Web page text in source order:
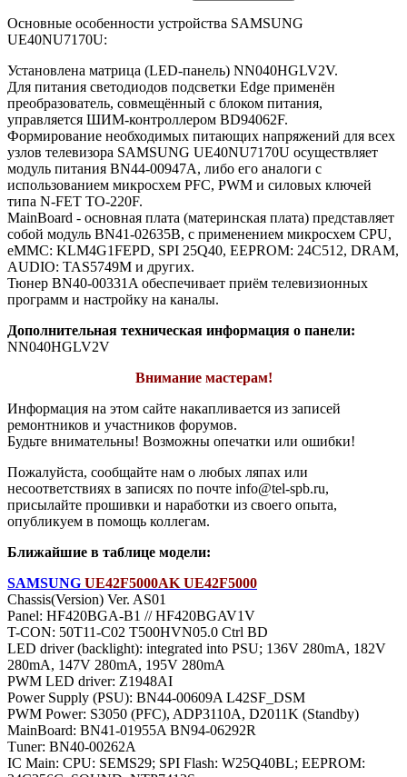
Основные особенности устройства SAMSUNG
UE40NU7170U:
Установлена матрица (LED-панель) NN040HGLV2V.
Для питания светодиодов подсветки Edge применён
преобразователь, совмещённый с блоком питания,
управляется ШИМ-контроллером BD94062F.
Формирование необходимых питающих напряжений для всех
узлов телевизора SAMSUNG UE40NU7170U осуществляет
модуль питания BN44-00947A, либо его аналоги c
использованием микросхем PFC, PWM и силовых ключей
типа N-FET TO-220F.
MainBoard - основная плата (материнская плата) представляет
собой модуль BN41-02635B, с применением микросхем CPU,
eMMC: KLM4G1FEPD, SPI 25Q40, EEPROM: 24C512, DRAM,
AUDIO: TAS5749M и других.
Тюнер BN40-00331A обеспечивает приём телевизионных
программ и настройку на каналы.
Дополнительная техническая информация о панели:
NN040HGLV2V
Внимание мастерам!
Информация на этом сайте накапливается из записей
ремонтников и участников форумов.
Будьте внимательны! Возможны опечатки или ошибки!
Пожалуйста, сообщайте нам о любых ляпах или
несоответствиях в записях по почте info@tel-spb.ru,
присылайте прошивки и наработки из своего опыта,
опубликуем в помощь коллегам.
Ближайшие в таблице модели:
SAMSUNG UE42F5000AK UE42F5000
Chassis(Version) Ver. AS01
Panel: HF420BGA-B1 // HF420BGAV1V
T-CON: 50T11-C02 T500HVN05.0 Ctrl BD
LED driver (backlight): integrated into PSU; 136V 280mA, 182V
280mA, 147V 280mA, 195V 280mA
PWM LED driver: Z1948AI
Power Supply (PSU): BN44-00609A L42SF_DSM
PWM Power: S3050 (PFC), ADP3110A, D2011K (Standby)
MainBoard: BN41-01955A BN94-06292R
Тuner: BN40-00262A
IC Main: CPU: SEMS29; SPI Flash: W25Q40BL; EEPROM: